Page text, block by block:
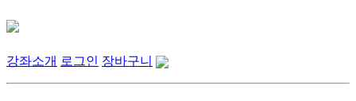
강좌소개 로그인 장바구니